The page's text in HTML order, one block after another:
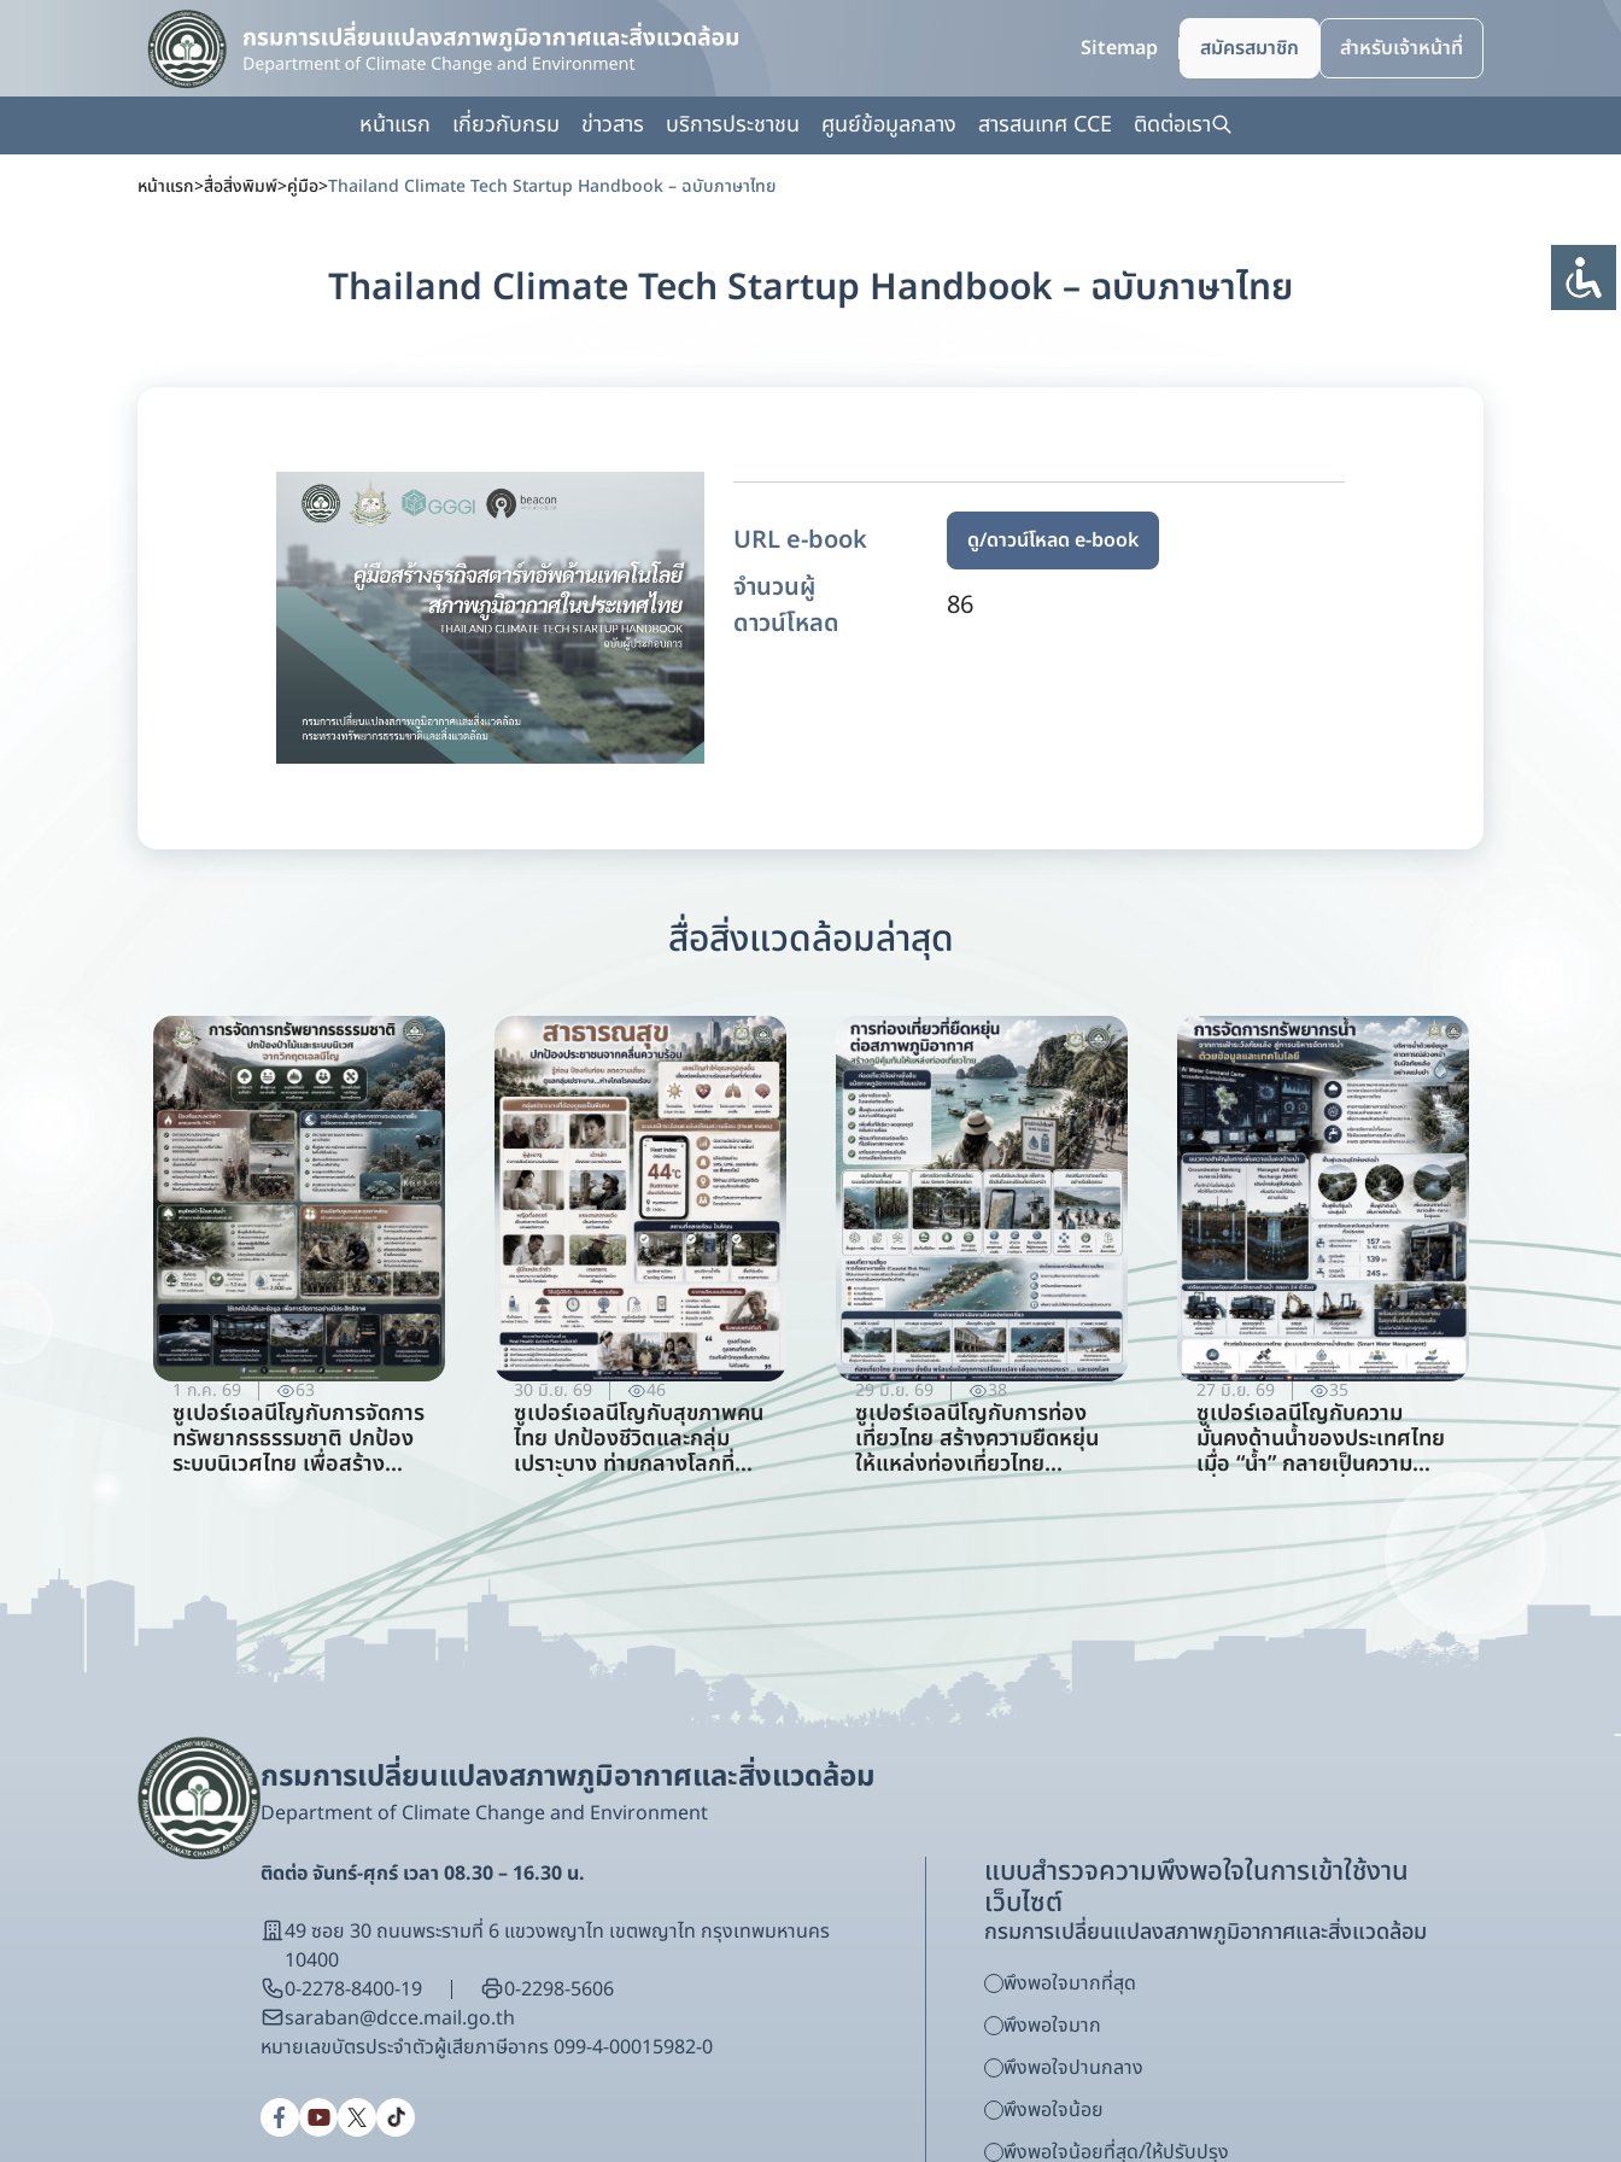
Sitemap สมัครสมาชิก สำหรับเจ้าหน้าที่
หน้าแรก เกี่ยวกับกรม ข่าวสาร บริการประชาชน ศูนย์ข้อมูลกลาง สารสนเทศ CCE ติดต่อเรา
หน้าแรก>สื่อสิ่งพิมพ์>คู่มือ>Thailand Climate Tech Startup Handbook – ฉบับภาษาไทย
Thailand Climate Tech Startup Handbook – ฉบับภาษาไทย
URL e-book ดู/ดาวน์โหลด e-book
จำนวนผู้
ดาวน์โหลด
86
สื่อสิ่งแวดล้อมล่าสุด
1 ก.ค. 69 63
ซูเปอร์เอลนีโญกับการจัดการ
ทรัพยากรธรรมชาติ ปกป้อง
ระบบนิเวศไทย เพื่อสร้าง
30 มิ.ย. 69 46
ซูเปอร์เอลนีโญกับสุขภาพคน
ไทย ปกป้องชีวิตและกลุ่ม
เปราะบาง ท่ามกลางโลกที่
ร้อนขึ้น (สาขาสาธารณสุข)
29 มิ.ย. 69 38
ซูเปอร์เอลนีโญกับการท่อง
เที่ยวไทย สร้างความยืดหยุ่น
ให้แหล่งท่องเที่ยวไทย
ท่ามกลางความท้าทายจาก
สภาพภูมิอากาศ (สาขาการ
ท่องเที่ยว)
27 มิ.ย. 69 35
ซูเปอร์เอลนีโญกับความ
มั่นคงด้านน้ำของประเทศไทย
เมื่อ “น้ำ” กลายเป็นความ
เสี่ยงอันดับแรกที่ทุกภาคส่วน
ต้องร่วมรับมือ (การจัดการ
ทรัพยากรน้ำ)
กรมการเปลี่ยนแปลงสภาพภูมิอากาศและสิ่งแวดล้อม
Department of Climate Change and Environment
ติดต่อ จันทร์-ศุกร์ เวลา 08.30 – 16.30 น.
49 ซอย 30 ถนนพระรามที่ 6 แขวงพญาไท เขตพญาไท กรุงเทพมหานคร
10400
0-2278-8400-19
0-2298-5606
saraban@dcce.mail.go.th
หมายเลขบัตรประจําตัวผู้เสียภาษีอากร 099-4-00015982-0
แบบสำรวจความพึงพอใจในการเข้าใช้งาน
เว็บไซต์
กรมการเปลี่ยนแปลงสภาพภูมิอากาศและสิ่งแวดล้อม
พึงพอใจมากที่สุด
พึงพอใจมาก
พึงพอใจปานกลาง
พึงพอใจน้อย
พึงพอใจน้อยที่สุด/ให้ปรับปรุง